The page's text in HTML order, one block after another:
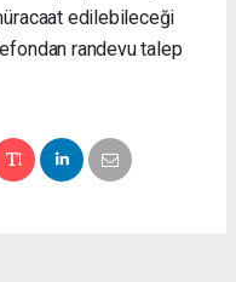
edilebileceği
randevu talep